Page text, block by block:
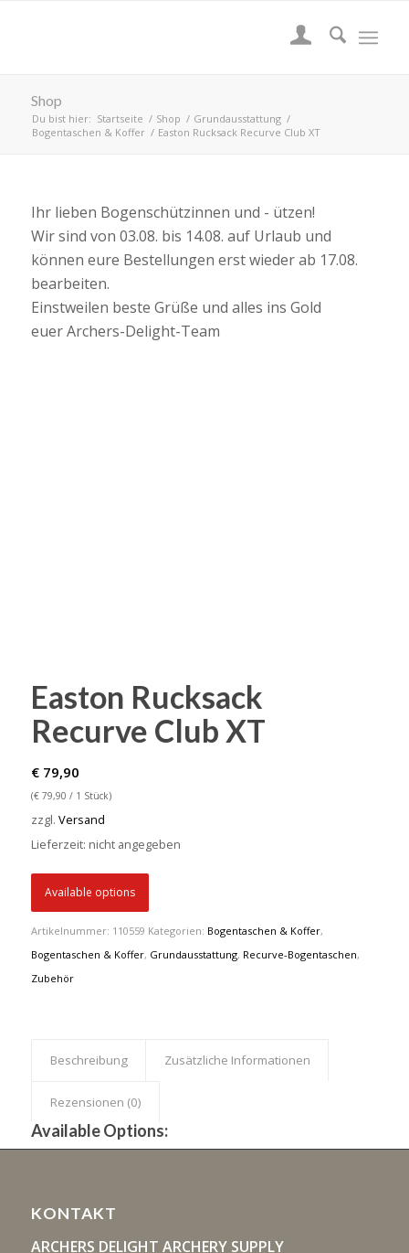
Shop
Du bist hier: Startseite / Shop / Grundausstattung /
Bogentaschen & Koffer / Easton Rucksack Recurve Club XT
Ihr lieben Bogenschützinnen und - ützen!
Wir sind von 03.08. bis 14.08. auf Urlaub und
können eure Bestellungen erst wieder ab 17.08.
bearbeiten.
Einstweilen beste Grüße und alles ins Gold
euer Archers-Delight-Team
Easton Rucksack
Recurve Club XT
€79,90
(€79,90 / 1 Stück)
zzgl. Versand
Lieferzeit: nicht angegeben
Available options
Artikelnummer: 110559 Kategorien: Bogentaschen & Koffer,
Bogentaschen & Koffer, Grundausstattung, Recurve-Bogentaschen,
Zubehör
Beschreibung Zusätzliche Informationen
Rezensionen (0)
Available Options:
KONTAKT
ARCHERS DELIGHT ARCHERY SUPPLY